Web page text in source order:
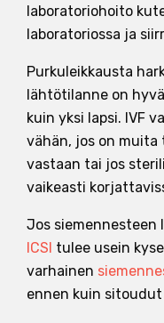
laboratoriohoito
laboratoriossa ja
Purkuleikkausta
lähtötilanne on
kuin yksi lapsi. IVF
vähän, jos on
vastaan tai jos
vaikeasti
Jos
ICSI tulee usein
varhainen
ennen kuin sitoudut